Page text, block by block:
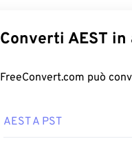
Converti AEST
FreeConvert.com può
AEST A PST